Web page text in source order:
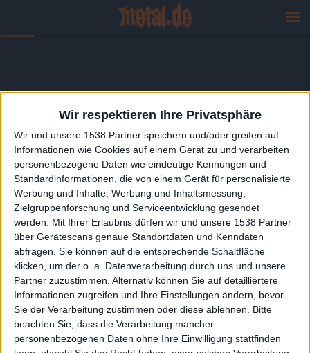
Wir respektieren Ihre Privatsphäre
Wir und unsere 1538 Partner speichern und/oder greifen auf
Informationen wie Cookies auf einem Gerät zu und verarbeiten
personenbezogene Daten wie eindeutige Kennungen und
Standardinformationen, die von einem Gerät für personalisierte
Werbung und Inhalte, Werbung und Inhaltsmessung,
Zielgruppenforschung und Serviceentwicklung gesendet
werden.
Mit Ihrer Erlaubnis dürfen wir und unsere 1538 Partner
über Gerätescans genaue Standortdaten und Kenndaten
abfragen. Sie können auf die entsprechende Schaltfläche
klicken, um der o. a. Datenverarbeitung durch uns und unsere
Partner zuzustimmen. Alternativ können Sie auf detailliertere
Informationen zugreifen und Ihre Einstellungen ändern, bevor
Sie der Verarbeitung zustimmen oder diese ablehnen.
Bitte
beachten Sie, dass die Verarbeitung mancher
personenbezogenen Daten ohne Ihre Einwilligung stattfinden